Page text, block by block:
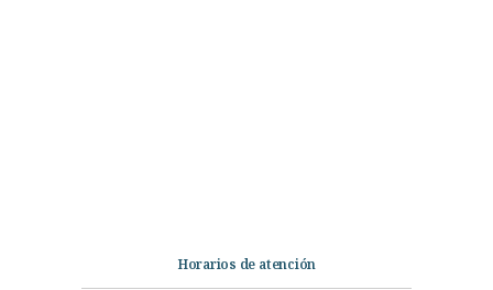
Horarios de atención